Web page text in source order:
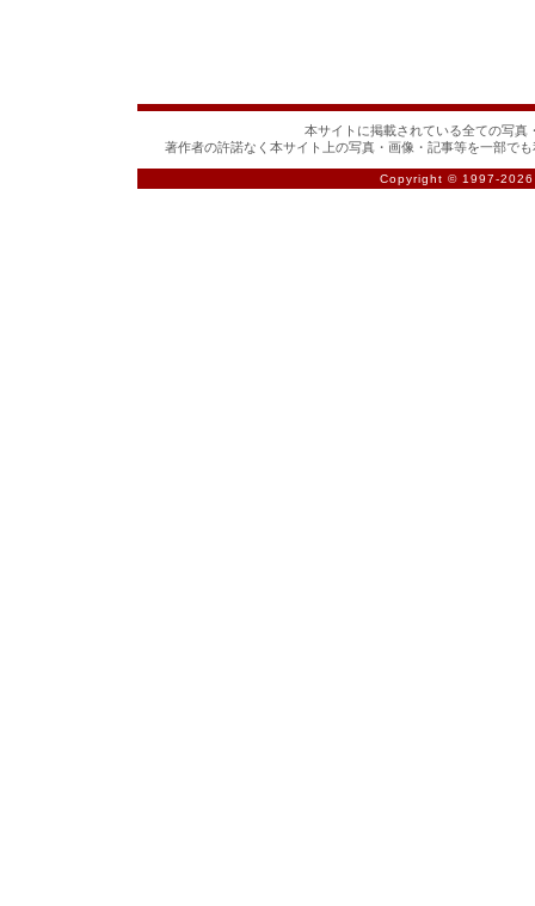
本サイトに掲載されている全ての写真
著作者の許諾なく本サイト上の写真・画像・記事等を一部で
Copyright © 1997-